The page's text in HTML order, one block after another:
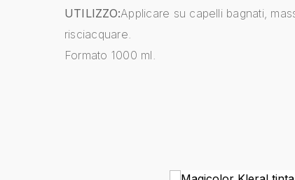
UTILIZZO:Applicare su capelli bagnati,
risciacquare.
Formato 1000 ml.